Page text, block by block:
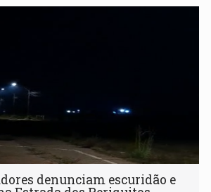
denunciam escuridão e